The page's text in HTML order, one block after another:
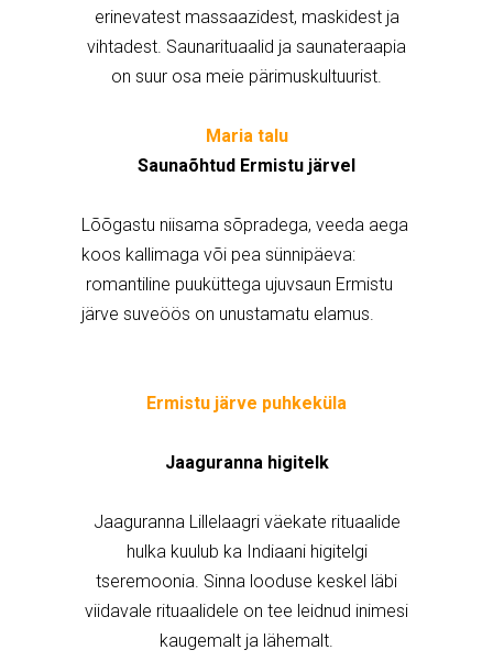
erinevatest massaazidest, maskidest ja
vihtadest. Saunarituaalid ja saunateraapia
on suur osa meie pärimuskultuurist.
Maria talu
Saunaõhtud Ermistu järvel
Lõõgastu niisama sõpradega, veeda aega
koos kallimaga või pea sünnipäeva:
romantiline puuküttega ujuvsaun Ermistu
järve suveöös on unustamatu elamus.
Ermistu järve puhkeküla
Jaaguranna higitelk
Jaaguranna Lillelaagri väekate rituaalide
hulka kuulub ka Indiaani higitelgi
tseremoonia. Sinna looduse keskel läbi
viidavale rituaalidele on tee leidnud inimesi
kaugemalt ja lähemalt.